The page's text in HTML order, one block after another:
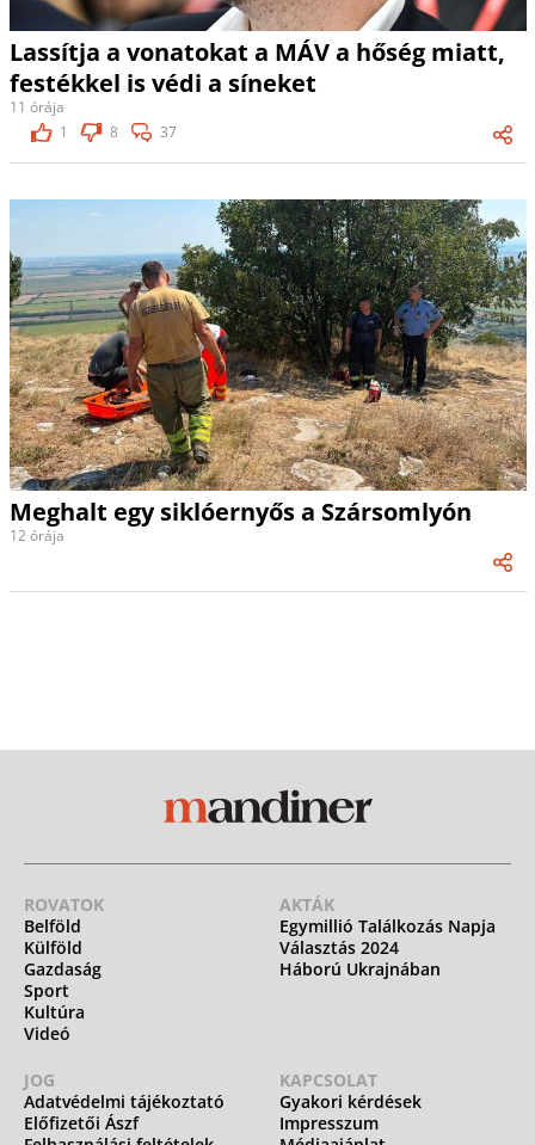
Lassítja a vonatokat a MÁV a hőség miatt,
festékkel is védi a síneket
11 órája
1
8 37
Meghalt egy siklóernyős a Szársomlyón
12 órája
ROVATOK
Belföld
Külföld
Gazdaság
Sport
Kultúra
Videó
AKTÁK
Egymillió Találkozás Napja
Választás 2024
Háború Ukrajnában
JOG
Adatvédelmi tájékoztató
Előfizetői Ászf
KAPCSOLAT
Gyakori kérdések
Impresszum